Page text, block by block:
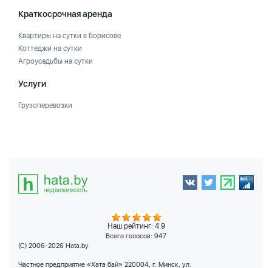
Краткосрочная аренда
Квартиры на сутки в Борисове
Коттеджи на сутки
Агроусадьбы на сутки
Услуги
Грузоперевозки
Наш рейтинг: 4.9
Всего голосов: 947
(C) 2006-2026 Hata.by
Частное предприятие «Хата бай» 220004, г. Минск, ул.